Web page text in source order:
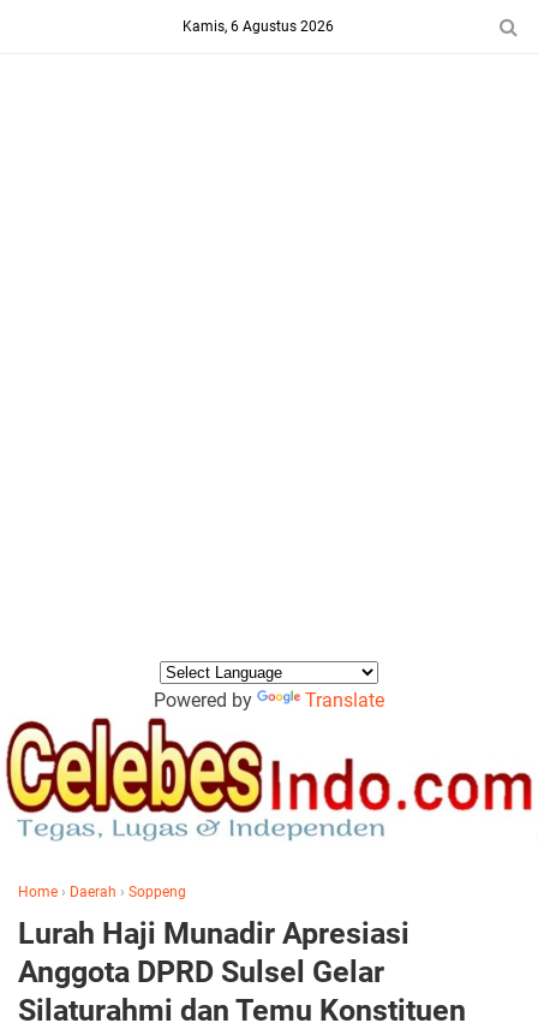
Kamis, 6 Agustus 2026
Powered by Translate
Home › Daerah › Soppeng
Lurah Haji Munadir Apresiasi
Anggota DPRD Sulsel Gelar
Silaturahmi dan Temu Konstituen